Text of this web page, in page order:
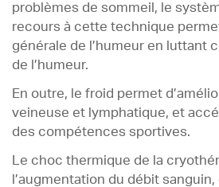
problèmes de sommeil, le
recours à cette technique
générale de l’humeur en luttant
de l’humeur.
En outre, le froid permet
veineuse et lymphatique, et
des compétences sportives.
Le choc thermique de la
l’augmentation du débit